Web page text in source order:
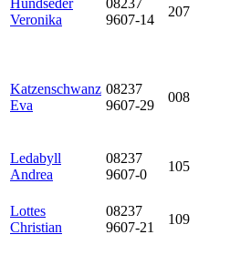
Hundseder
Veronika
08237
9607-14
207
Katzenschwanz
Eva
08237
9607-29
008
Ledabyll
Andrea
08237
9607-0
105
Lottes
Christian
08237
9607-21
109